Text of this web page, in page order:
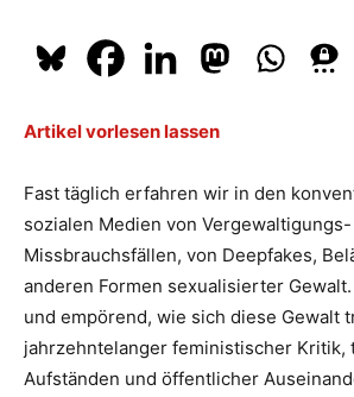
Artikel vorlesen lassen
Fast täglich erfahren wir in den
sozialen Medien von
Missbrauchsfällen, von Deepfakes,
anderen Formen sexualisierter
und empörend, wie sich diese Gewalt
jahrzehntelanger feministischer Kritik,
Aufständen und öffentlicher